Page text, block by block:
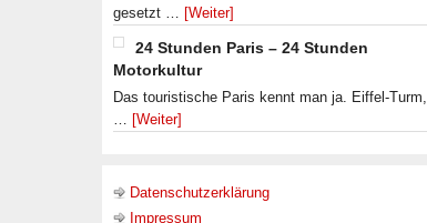
gesetzt … [Weiter]
24 Stunden Paris – 24 Stunden
Motorkultur
Das touristische Paris kennt man ja. Eiffel-Turm,
… [Weiter]
Datenschutzerklärung
Impressum